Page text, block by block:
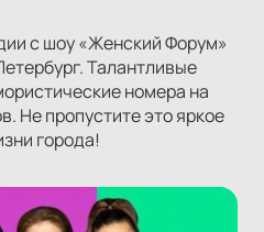
с шоу «Женский Форум»
Талантливые
номера на
Не пропустите это яркое
города!